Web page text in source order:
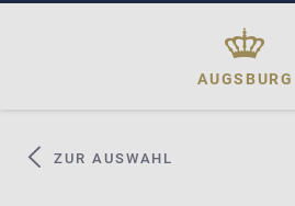
AUGSBURG
ZUR AUSWAHL